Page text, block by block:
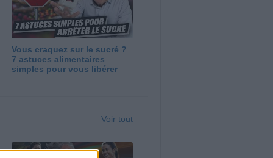
Vous craquez sur le sucré ?
7 astuces alimentaires
simples pour vous libérer
Voir tout